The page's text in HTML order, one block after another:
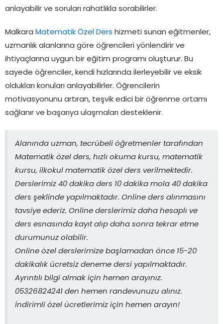
anlayabilir ve soruları rahatlıkla sorabilirler.
Malkara Matematik Özel Ders hizmeti sunan eğitmenler,
uzmanlık alanlarına göre öğrencileri yönlendirir ve
ihtiyaçlarına uygun bir eğitim programı oluşturur. Bu
sayede öğrenciler, kendi hızlarında ilerleyebilir ve eksik
oldukları konuları anlayabilirler. Öğrencilerin
motivasyonunu artıran, teşvik edici bir öğrenme ortamı
sağlanır ve başarıya ulaşmaları desteklenir.
Alanında uzman, tecrübeli öğretmenler tarafından
Matematik özel ders, hızlı okuma kursu, matematik
kursu, ilkokul matematik özel ders verilmektedir.
Derslerimiz 40 dakika ders 10 dakika mola 40 dakika
ders şeklinde yapılmaktadır. Online ders alınmasını
tavsiye ederiz. Online derslerimiz daha hesaplı ve
ders esnasında kayıt alıp daha sonra tekrar etme
durumunuz olabilir.
Online özel derslerimize başlamadan önce 15-20
dakikalık ücretsiz deneme dersi yapılmaktadır.
Ayrıntılı bilgi almak için hemen arayınız.
05326824241 den hemen randevunuzu alınız.
İndirimli özel ücretlerimiz için hemen arayın!